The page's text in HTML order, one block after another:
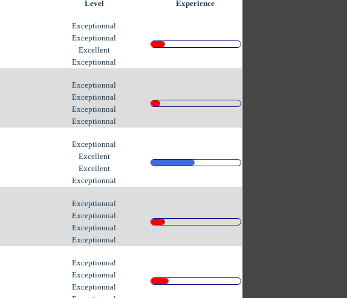
Level
Experience
Exceptionnal
Exceptionnal
Excellent
Exceptionnal
Exceptionnal
Exceptionnal
Exceptionnal
Exceptionnal
Exceptionnal
Excellent
Excellent
Exceptionnal
Exceptionnal
Exceptionnal
Exceptionnal
Exceptionnal
Exceptionnal
Exceptionnal
Exceptionnal